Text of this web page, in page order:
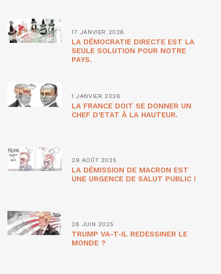
17 JANVIER 2026
LA DÉMOCRATIE DIRECTE EST LA
SEULE SOLUTION POUR NOTRE
PAYS.
1 JANVIER 2026
LA FRANCE DOIT SE DONNER UN
CHEF D’ETAT À LA HAUTEUR.
29 AOÛT 2025
LA DÉMISSION DE MACRON EST
UNE URGENCE DE SALUT PUBLIC !
28 JUIN 2025
TRUMP VA-T-IL REDESSINER LE
MONDE ?